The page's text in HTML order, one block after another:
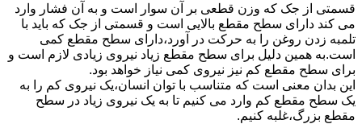
قسمتی از جک که وزن قطعی بر آن سوار است و به آن فشار وارد
می کند دارای سطح مقطع بالایی است و قسمتی از جک که باید با
تلمبه زدن روغن را به حرکت در آورد،دارای سطح مقطع کمی
است.به همین دلیل برای سطح مقطع زیاد نیروی زیادی لازم است و
برای سطح مقطع کم نیز نیروی کمی نیاز خواهد بود.
این بدان معنی است که متناسب با توان انسان،یک نیروی کم را به
یک سطح مقطع کم وارد می کنیم تا به یک نیروی زیاد در سطح
مقطع بزرگ،غلبه کنیم.